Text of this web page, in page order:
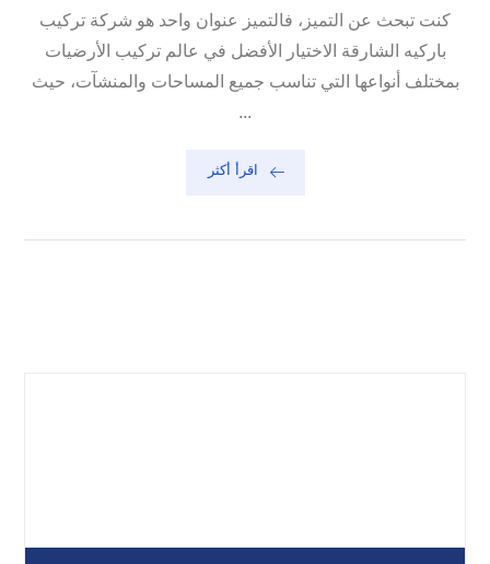
كنت تبحث عن التميز، فالتميز عنوان واحد هو شركة تركيب
باركيه الشارقة الاختيار الأفضل في عالم تركيب الأرضيات
بمختلف أنواعها التي تناسب جميع المساحات والمنشآت، حيث
...
اقرأ أكثر